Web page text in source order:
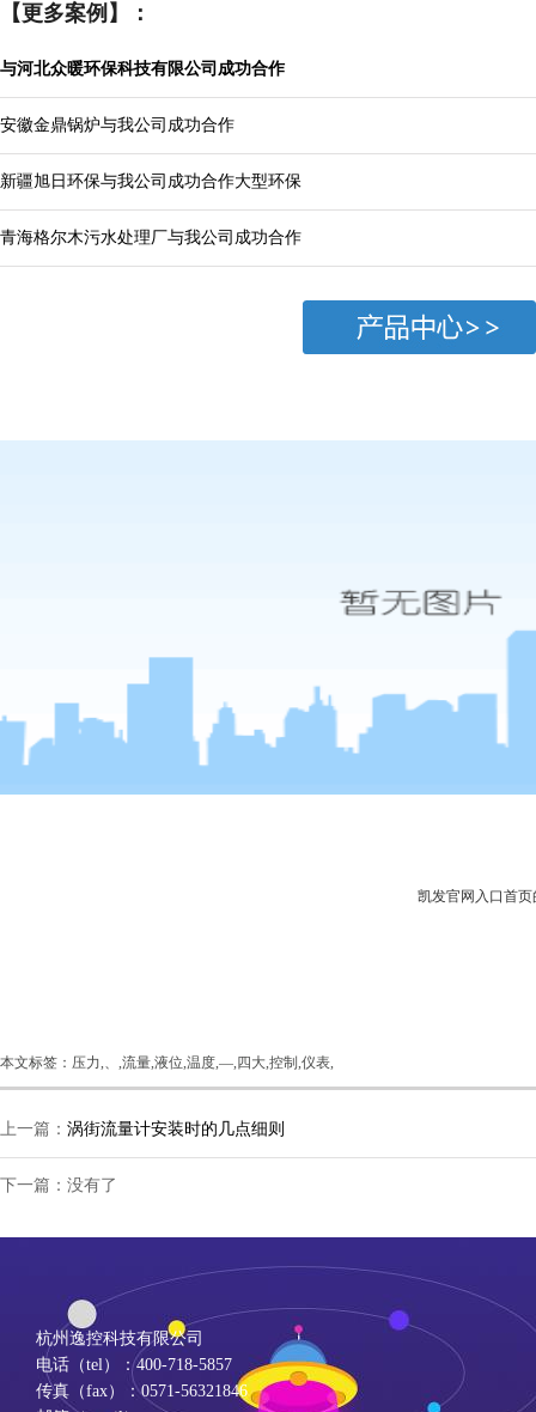
【更多案例】：
与河北众暖环保科技有限公司成功合作
安徽金鼎锅炉与我公司成功合作
新疆旭日环保与我公司成功合作大型环保
青海格尔木污水处理厂与我公司成功合作
凯发官网入口首
本文标签：压力,、,流量,液位,温度,—,四大,控制,仪表,
上一篇： 涡街流量计安装时的几点细则
下一篇：没有了
杭州逸控科技有限公司
电话（tel）：400-718-5857
传真（fax）：0571-56321846